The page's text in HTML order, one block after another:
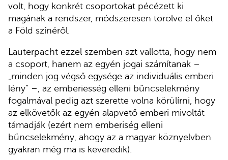
volt, hogy konkrét csoportokat pécézett ki
magának a rendszer, módszeresen törölve el őket
a Föld színéről.
Lauterpacht ezzel szemben azt vallotta, hogy nem
a csoport, hanem az egyén jogai számítanak –
„minden jog végső egysége az individuális emberi
lény” –, az emberiesség elleni bűncselekmény
fogalmával pedig azt szerette volna körülírni, hogy
az elkövetők az egyén alapvető emberi mivoltát
támadják (ezért nem emberiség elleni
bűncselekmény, ahogy az a magyar köznyelvben
gyakran még ma is keveredik).